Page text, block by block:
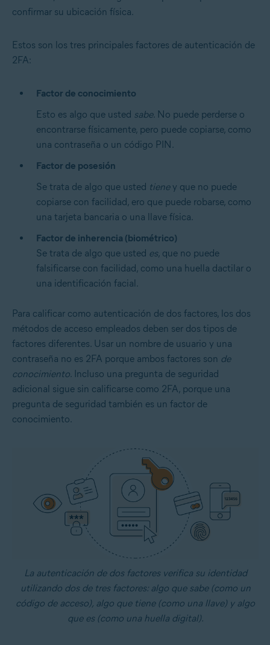
confirmar su ubicación física.
Estos son los tres principales factores de autenticación de
2FA:
Factor de conocimiento
Esto es algo que usted sabe. No puede perderse o
encontrarse físicamente, pero puede copiarse, como
una contraseña o un código PIN.
Factor de posesión
Se trata de algo que usted tieney que no puede
copiarse con facilidad, ero que puede robarse, como
una tarjeta bancaria o una llave física.
Factor de inherencia (biométrico)
Se trata de algo que usted es, que no puede
falsificarse con facilidad, como una huella dactilar o
una identificación facial.
Para calificar como autenticación de dos factores, los dos
métodos de acceso empleados deben ser dos tipos de
factores diferentes. Usar un nombre de usuario y una
contraseña no es 2FA porque ambos factores son de
conocimiento. Incluso una pregunta de seguridad
adicional sigue sin calificarse como 2FA, porque una
pregunta de seguridad también es un factor de
conocimiento.
La autenticación de dos factores verifica su identidad
utilizando dos de tres factores: algo que sabe (como un
código de acceso), algo que tiene (como una llave) y algo
que es (como una huella digital).